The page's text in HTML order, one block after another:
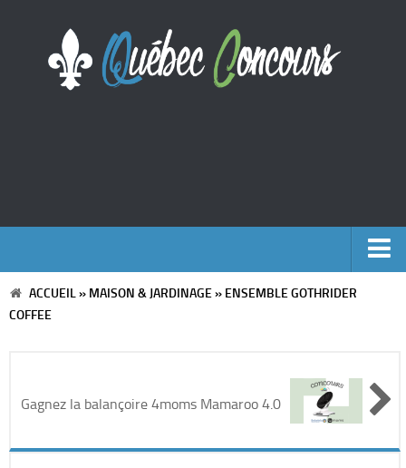
AccueilACCUEIL» MAISON & JARDINAGE» ENSEMBLE GOTHRIDER
COFFEE
Gagnez la balançoire 4moms Mamaroo 4.0